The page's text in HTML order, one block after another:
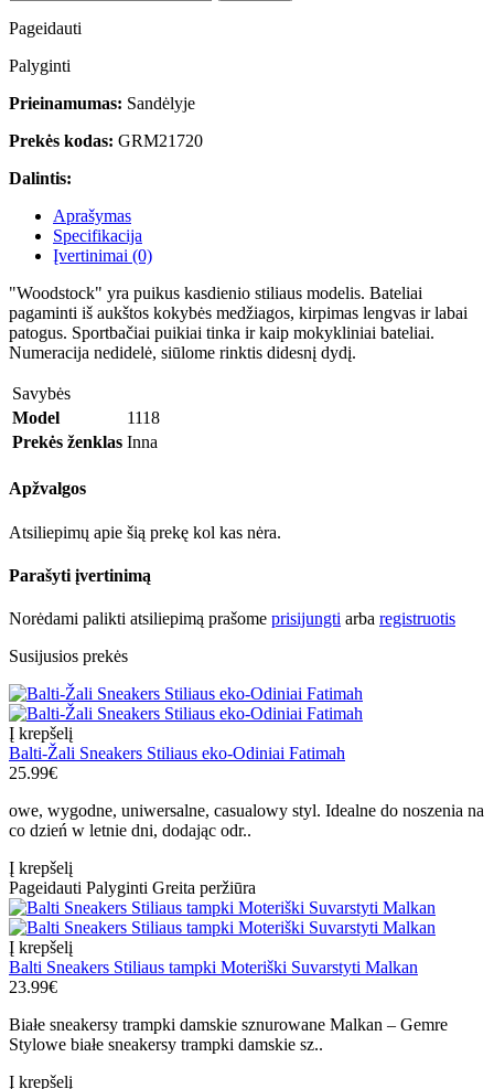
Pageidauti
Palyginti
Prieinamumas: Sandėlyje
Prekės kodas: GRM21720
Dalintis:
Aprašymas
Specifikacija
Įvertinimai (0)
"Woodstock" yra puikus kasdienio stiliaus modelis. Bateliai
pagaminti iš aukštos kokybės medžiagos, kirpimas lengvas ir labai
patogus. Sportbačiai puikiai tinka ir kaip mokykliniai bateliai.
Numeracija nedidelė, siūlome rinktis didesnį dydį.
Savybės
Model
1118
Prekės ženklas Inna
Apžvalgos
Atsiliepimų apie šią prekę kol kas nėra.
Parašyti įvertinimą
Norėdami palikti atsiliepimą prašome prisijungti arba registruotis
Susijusios prekės
Į krepšelį
Balti-Žali Sneakers Stiliaus eko-Odiniai Fatimah
25.99€
owe, wygodne, uniwersalne, casualowy styl. Idealne do noszenia na
co dzień w letnie dni, dodając odr..
Į krepšelį
Pageidauti Palyginti Greita peržiūra
Į krepšelį
Balti Sneakers Stiliaus tampki Moteriški Suvarstyti Malkan
23.99€
Białe sneakersy trampki damskie sznurowane Malkan – Gemre
Stylowe białe sneakersy trampki damskie sz..
Į krepšelį